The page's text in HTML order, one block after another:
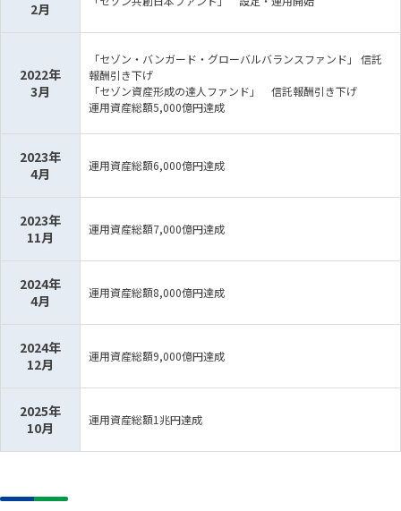
2月
2022年
3月
「セゾン・バンガード・グローバルバランスファンド」 信託
報酬引き下げ
「セゾン資産形成の達人ファンド」 信託報酬引き下げ
運用資産総額5,000億円達成
2023年
4月
運用資産総額6,000億円達成
2023年
11月
運用資産総額7,000億円達成
2024年
4月
運用資産総額8,000億円達成
2024年
12月
運用資産総額9,000億円達成
2025年
10月
運用資産総額1兆円達成